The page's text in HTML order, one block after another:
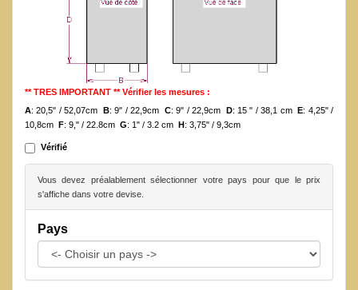
** TRES IMPORTANT ** Vérifier les mesures :
A: 20,5" / 52,07cm B: 9" / 22,9cm C: 9" / 22,9cm D: 15 " / 38,1 cm E: 4,25" /
10,8cm
F: 9," / 22.8cm G: 1" / 3.2 cm H : 3,75" / 9,3cm
Vérifié
Vous devez préalablement sélectionner votre pays pour que le prix
s'affiche dans votre devise.
Pays